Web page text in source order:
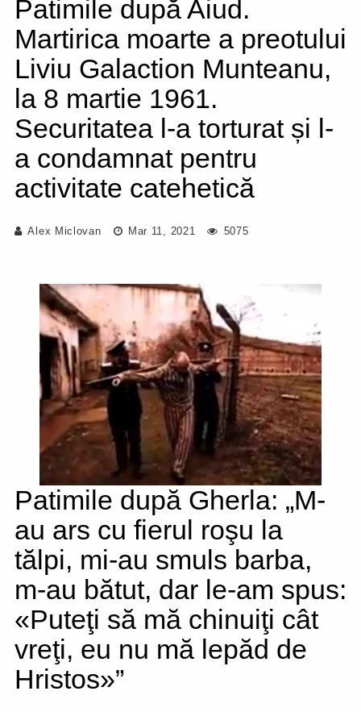
Patimile după Aiud.
Martirica moarte a preotului
Liviu Galaction Munteanu,
la 8 martie 1961.
Securitatea l-a torturat și l-
a condamnat pentru
activitate catehetică
Alex Miclovan Mar 11, 2021 5075
Patimile după Gherla: „M-
au ars cu fierul roşu la
tălpi, mi-au smuls barba,
m-au bătut, dar le-am spus:
«Puteţi să mă chinuiţi cât
vreţi, eu nu mă lepăd de
Hristos»”